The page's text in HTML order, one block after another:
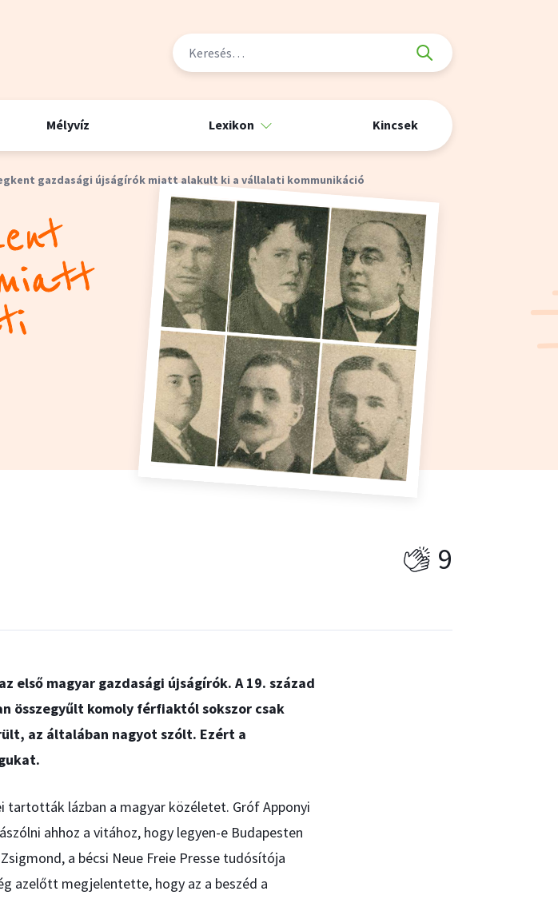
Mélyvíz Lexikon Kincsek
gazdasági újságírók miatt alakult ki a vállalati kommunikáció
9
magyar gazdasági újságírók. A 19. század
összegyűlt komoly férfiaktól sokszor csak
az általában nagyot szólt. Ezért a
tartották lázban a magyar közéletet. Gróf Apponyi
ahhoz a vitához, hogy legyen-e Budapesten
a bécsi Neue Freie Presse tudósítója
azelőtt megjelentette, hogy az a beszéd a